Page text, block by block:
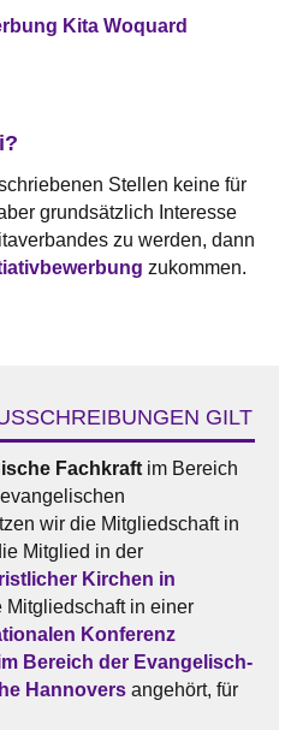
Kita Woquard
Stellen keine für
grundsätzlich Interesse
zu werden, dann
zukommen.
GILT
Fachkraft im Bereich
wir die Mitgliedschaft in
Mitglied in der
Kirchen in
Mitgliedschaft in einer
Konferenz
Bereich der Evangelisch-
Hannovers angehört, für